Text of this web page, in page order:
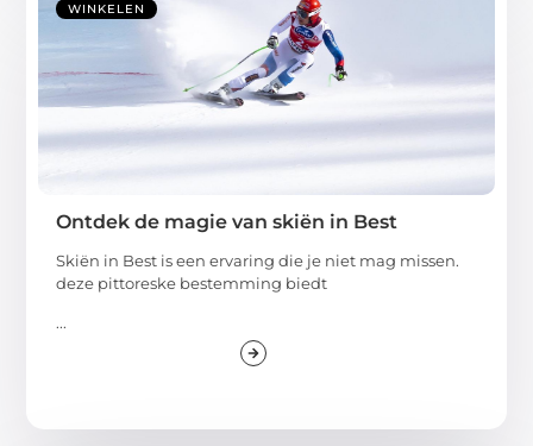
WINKELEN
Ontdek de magie van skiën in Best
Skiën in Best is een ervaring die je niet mag missen.
deze pittoreske bestemming biedt
...